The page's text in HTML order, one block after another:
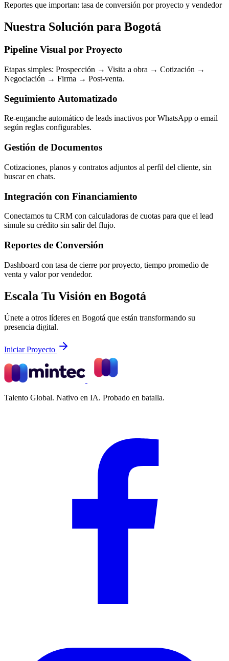
Reportes que importan: tasa de conversión por proyecto y vendedor
Nuestra Solución para Bogotá
Pipeline Visual por Proyecto
Etapas simples: Prospección → Visita a obra → Cotización →
Negociación → Firma → Post-venta.
Seguimiento Automatizado
Re-enganche automático de leads inactivos por WhatsApp o email
según reglas configurables.
Gestión de Documentos
Cotizaciones, planos y contratos adjuntos al perfil del cliente, sin
buscar en chats.
Integración con Financiamiento
Conectamos tu CRM con calculadoras de cuotas para que el lead
simule su crédito sin salir del flujo.
Reportes de Conversión
Dashboard con tasa de cierre por proyecto, tiempo promedio de
venta y valor por vendedor.
Escala Tu Visión en Bogotá
Únete a otros líderes en Bogotá que están transformando su
presencia digital.
Iniciar Proyecto
Talento Global. Nativo en IA. Probado en batalla.